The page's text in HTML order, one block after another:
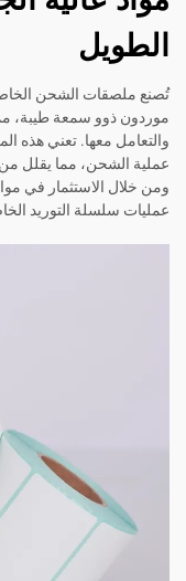
الطويل
تُصنع ملصقات الشحن
موردون ذوو سمعة طيبة،
والتعامل معها. تعني هذه
عملية الشحن، مما يقلل من
ومن خلال الاستثمار في مواد
عمليات سلسلة التوريد